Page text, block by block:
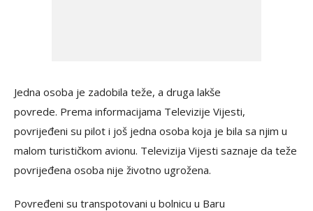
Jedna osoba je zadobila teže, a druga lakše
povrede. Prema informacijama Televizije Vijesti,
povrijeđeni su pilot i još jedna osoba koja je bila sa njim u
malom turističkom avionu. Televizija Vijesti saznaje da teže
povrijeđena osoba nije životno ugrožena.
Povređeni su transpotovani u bolnicu u Baru